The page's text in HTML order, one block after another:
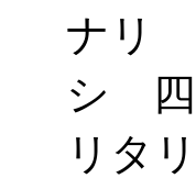
ナリ
シ 四
リタ